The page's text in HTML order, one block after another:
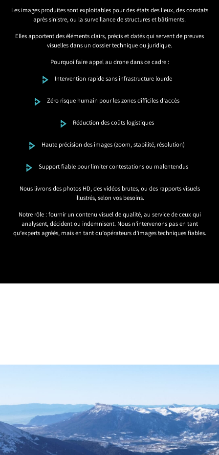
Les images produites sont exploitables pour des états des lieux, des constats
après sinistre, ou la surveillance de structures et bâtiments.
Elles apportent des éléments clairs, précis et datés qui servent de preuves
visuelles dans un dossier technique ou juridique.
Pourquoi faire appel au drone dans ce cadre :
Intervention rapide sans infrastructure lourde
Zéro risque humain pour les zones difficiles d’accès
Réduction des coûts logistiques
Haute précision des images (zoom, stabilité, résolution)
Support fiable pour limiter contestations ou malentendus
Nous livrons des photos HD, des vidéos brutes, ou des rapports visuels
illustrés, selon vos besoins.
Notre rôle : fournir un contenu visuel de qualité, au service de ceux qui
analysent, décident ou indemnisent. Nous n’intervenons pas en tant
qu’experts agréés, mais en tant qu’opérateurs d’images techniques fiables.